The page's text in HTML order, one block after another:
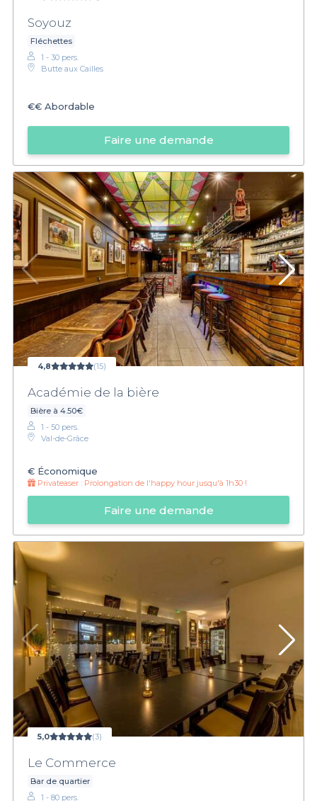
Soyouz
Fléchettes
1 - 30 pers.
Butte aux Cailles
€€ Abordable
Faire une demande
4,8 (15)
Académie de la bière
Bière à 4.50€
1 - 50 pers.
Val-de-Grâce
€ Économique
Privateaser : Prolongation de l'happy hour jusqu'à 1h30 !
Faire une demande
5,0 (3)
Le Commerce
Bar de quartier
1 - 80 pers.